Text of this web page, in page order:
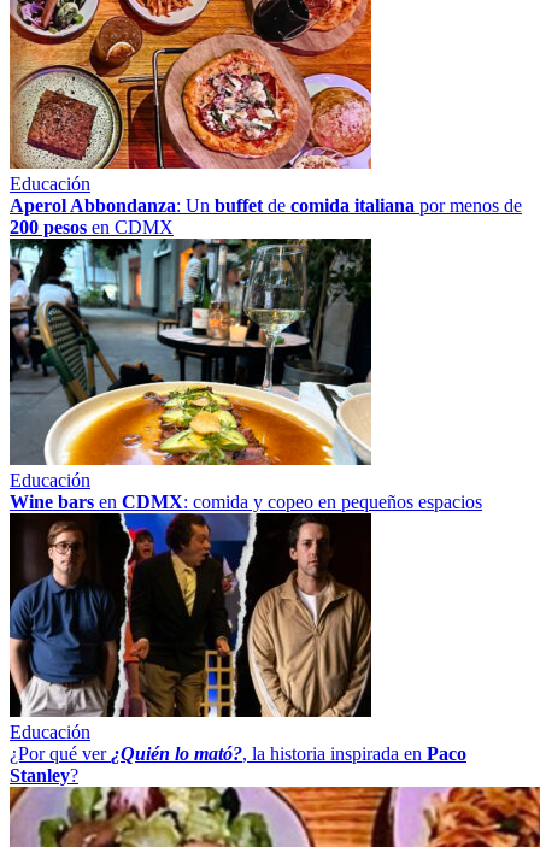
Educación
Aperol Abbondanza: Un buffet de comida italiana por menos de
200 pesos en CDMX
Educación
Wine bars en CDMX: comida y copeo en pequeños espacios
Educación
¿Por qué ver ¿Quién lo mató?, la historia inspirada en Paco
Stanley?